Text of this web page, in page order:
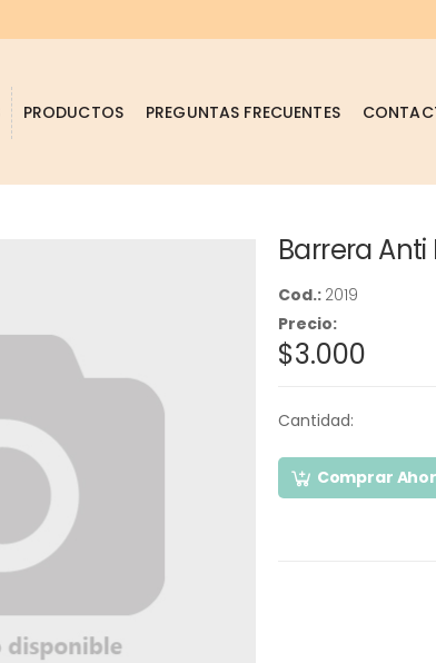
PRODUCTOS PREGUNTAS FRECUENTES
Barrera Anti
Cod.: 2019
Precio:
$3.000
Cantidad:
Comprar